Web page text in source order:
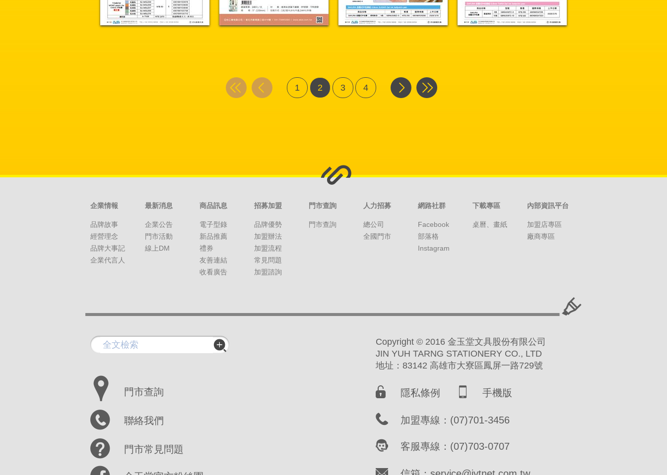
1 2 3 4
企業情報
品牌故事
經營理念
品牌大事記
企業代言人
最新消息
企業公告
門市活動
線上DM
商品訊息
電子型錄
新品推薦
禮券
友善連結
收看廣告
招募加盟
品牌優勢
加盟辦法
加盟流程
常見問題
加盟諮詢
門市查詢
門市查詢
人力招募
總公司
全國門市
網路社群
Facebook
部落格
Instagram
下載專區
桌曆、畫紙
內部資訊平台
加盟店專區
廠商專區
門市查詢
聯絡我們
門市常見問題
Copyright © 2016 金玉堂文具股份有限公司
JIN YUH TARNG STATIONERY CO., LTD
地址：83142 高雄市大寮區鳳屏一路729號
隱私條例 手機版
加盟專線：(07)701-3456
客服專線：(07)703-0707